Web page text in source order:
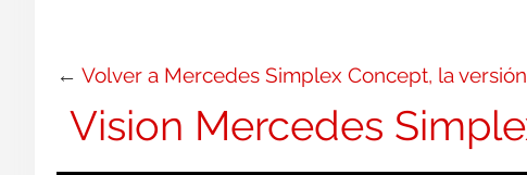
← Volver a Mercedes Simplex Concept, la
Vision Mercedes